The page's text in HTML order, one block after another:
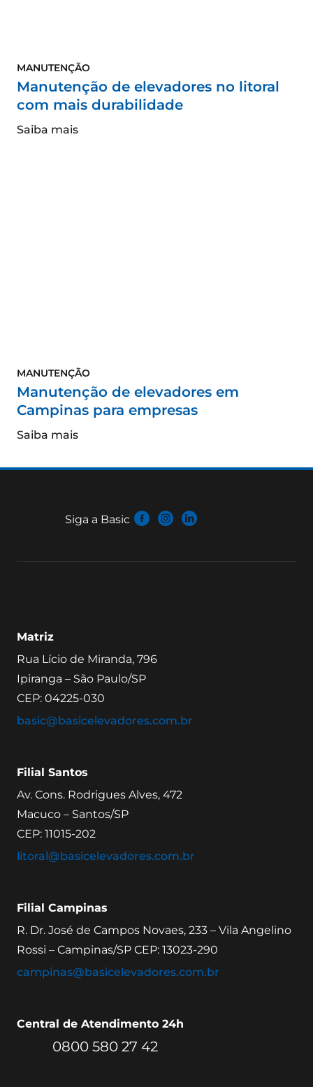
MANUTENÇÃO
Manutenção de elevadores no litoral
com mais durabilidade
Saiba mais
MANUTENÇÃO
Manutenção de elevadores em
Campinas para empresas
Saiba mais
Siga a Basic
Matriz
Rua Lício de Miranda, 796
Ipiranga – São Paulo/SP
CEP: 04225-030
basic@basicelevadores.com.br
Filial Santos
Av. Cons. Rodrigues Alves, 472
Macuco – Santos/SP
CEP: 11015-202
litoral@basicelevadores.com.br
Filial Campinas
R. Dr. José de Campos Novaes, 233 – Vila Angelino
Rossi – Campinas/SP CEP: 13023-290
campinas@basicelevadores.com.br
Central de Atendimento 24h
0800 580 27 42